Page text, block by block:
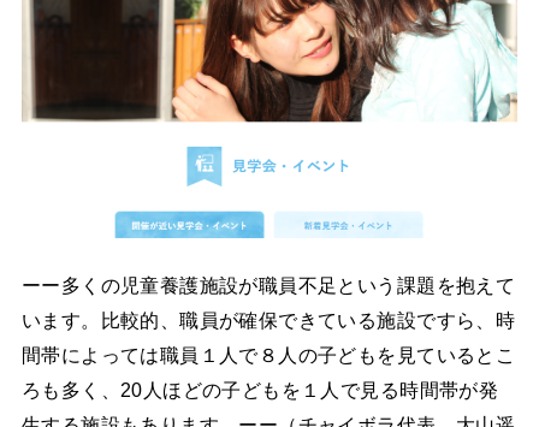
ーー多くの児童養護施設が職員不足という課題を抱えて
います。比較的、職員が確保できている施設ですら、時
間帯によっては職員１人で８人の子どもを見ているとこ
ろも多く、20人ほどの子どもを１人で見る時間帯が発